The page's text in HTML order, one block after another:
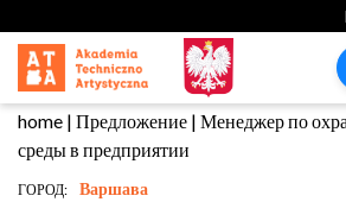
home | Предложение | Менеджер по
среды в предприятии
ГОРОД: Варшава